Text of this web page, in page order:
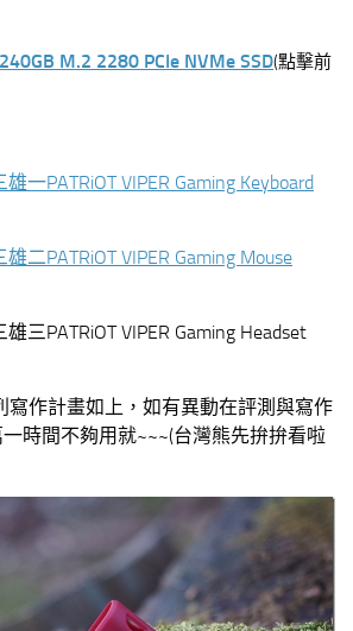
M.2 2280 PCIe NVMe SSD(點擊前
一PATRiOT VIPER Gaming Keyboard
二PATRiOT VIPER Gaming Mouse
三PATRiOT VIPER Gaming Headset
寫作計畫如上，如有異動在評測與寫作
時間不夠用就~~~(台灣熊先拚拚看啦